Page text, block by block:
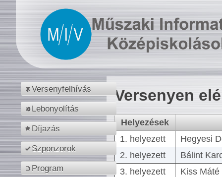
Versenyfelhívás
Lebonyolítás
Díjazás
Szponzorok
Program
Versenyen
Helyezések
1. helyezett
Hegyesi
2. helyezett
Bálint
3. helyezett
Kiss